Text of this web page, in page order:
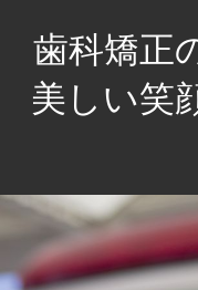
ス
キ
ッ
歯科矯正
美しい笑
美
し
い
笑